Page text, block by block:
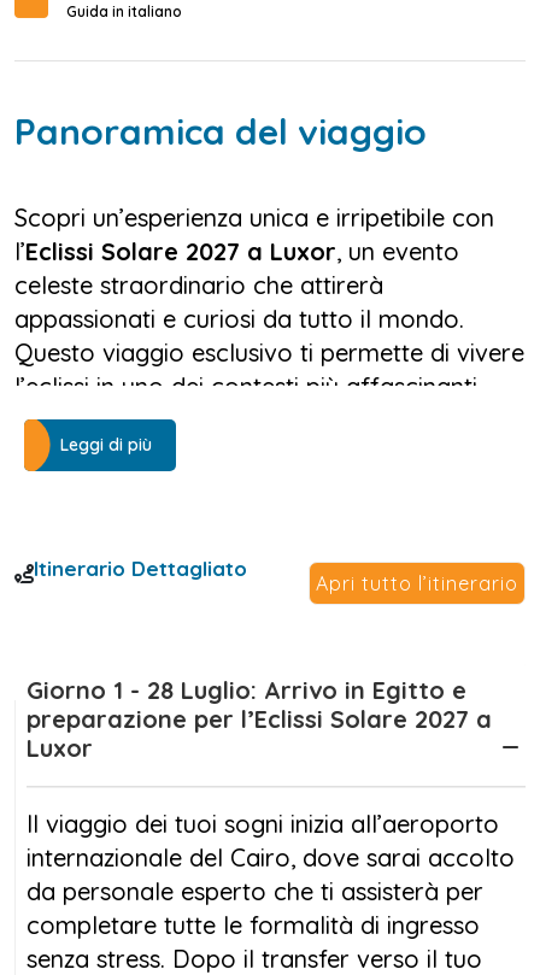
Guida in italiano
Panoramica del viaggio
Scopri un’esperienza unica e irripetibile con
l’Eclissi Solare 2027 a Luxor, un evento
celeste straordinario che attirerà
appassionati e curiosi da tutto il mondo.
Questo viaggio esclusivo ti permette di vivere
l’eclissi in uno dei contesti più affascinanti
dell’Egitto, tra antichi templi, la magia del
Nilo e panorami mozzafiato. La tua
prima di dirigerti verso Assuan e imbarcarti
su una crociera sul Nilo, alla scoperta di
Il momento clou del viaggio sarà senza
dubbio l’
osservare ai templi di Karnak, uno scenario
che renderà il fenomeno ancora più
suggestivo e memorabile. Potrai assistere a
tutte le fasi dell’eclissi, dalla parziale alla
totalità, in totale sicurezza e con spiegazioni
dettagliate da guide esperte.
Leggi di più
Itinerario Dettagliato
Apri tutto l’itinerario
Giorno 1 - 28 Luglio: Arrivo in Egitto e
preparazione per l’Eclissi Solare 2027 a
Luxor
Il viaggio dei tuoi sogni inizia all’aeroporto
internazionale del Cairo, dove sarai accolto
da personale esperto che ti assisterà per
completare tutte le formalità di ingresso
senza stress. Dopo il transfer verso il tuo